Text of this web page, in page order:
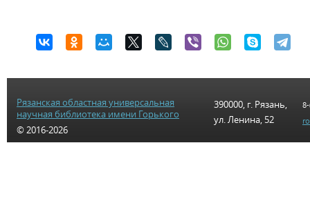
Рязанская областная универсальная
научная библиотека имени Горького
© 2016-2026
390000, г. Рязань,
ул. Ленина, 52